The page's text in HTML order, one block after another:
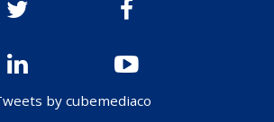
by cubemediaco